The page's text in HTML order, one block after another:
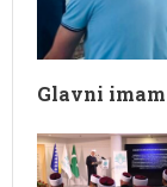
Glavni